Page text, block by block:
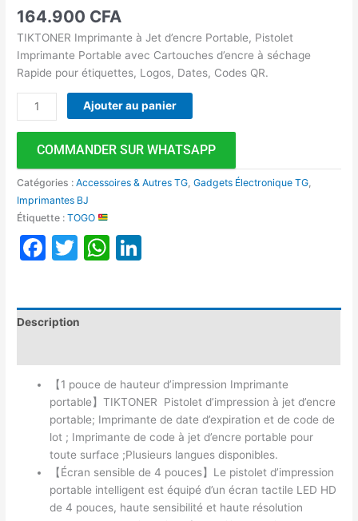
164.900 CFA
TIKTONER Imprimante à Jet d’encre Portable, Pistolet
Imprimante Portable avec Cartouches d’encre à séchage
Rapide pour étiquettes, Logos, Dates, Codes QR.
Ajouter au panier
COMMANDER SUR WHATSAPP
Catégories :Accessoires & Autres TG ,Gadgets Électronique TG
Imprimantes BJ
Étiquette :TOGO
Facebook
TwitterWhatsApp
Description
【1 pouce de hauteur d’impression Imprimante
portable】TIKTONER Pistolet d’impression à jet d’encre
portable; Imprimante de date d’expiration et de code de
lot ; Imprimante de code à jet d’encre portable pour
toute surface ;Plusieurs langues disponibles.
【Écran sensible de 4 pouces】Le pistolet d’impression
portable intelligent est équipé d’un écran tactile LED HD
de 4 pouces, haute sensibilité et haute résolution